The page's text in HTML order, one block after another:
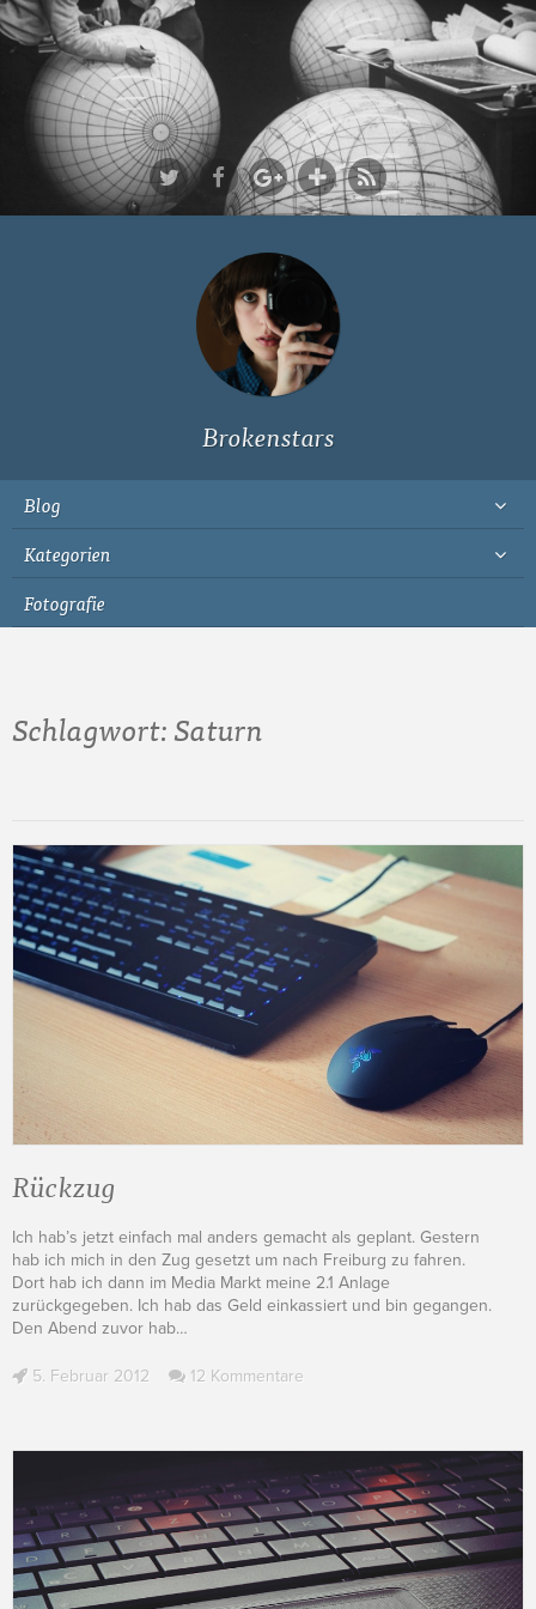
Ich bin Fyn,
23, und
wohne in
Köln
Brokenstars
Blog
Kategorien
Fotografie
Schlagwort:Saturn
Rückzug
Ich hab’s jetzt einfach mal anders gemacht als geplant. Gestern
hab ich mich in den Zug gesetzt um nach Freiburg zu fahren.
Dort hab ich dann im Media Markt meine 2.1 Anlage
zurückgegeben. Ich hab das Geld einkassiert und bin gegangen.
Den Abend zuvor hab…
5. Februar 2012 12 Kommentare